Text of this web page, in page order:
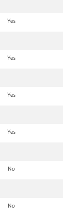
Yes
Yes
Yes
Yes
No
No